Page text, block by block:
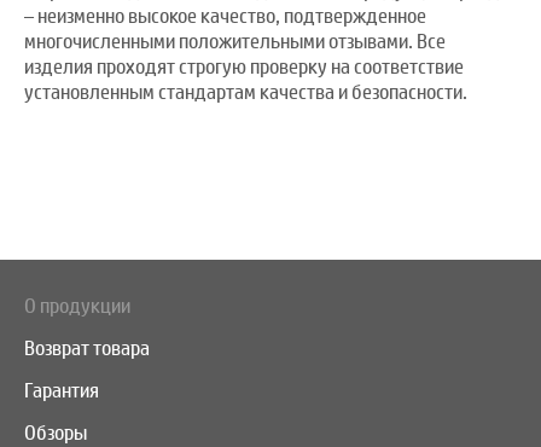
– неизменно высокое качество, подтвержденное
многочисленными положительными отзывами. Все
изделия проходят строгую проверку на соответствие
установленным стандартам качества и безопасности.
О продукции
Возврат товара
Гарантия
Обзоры